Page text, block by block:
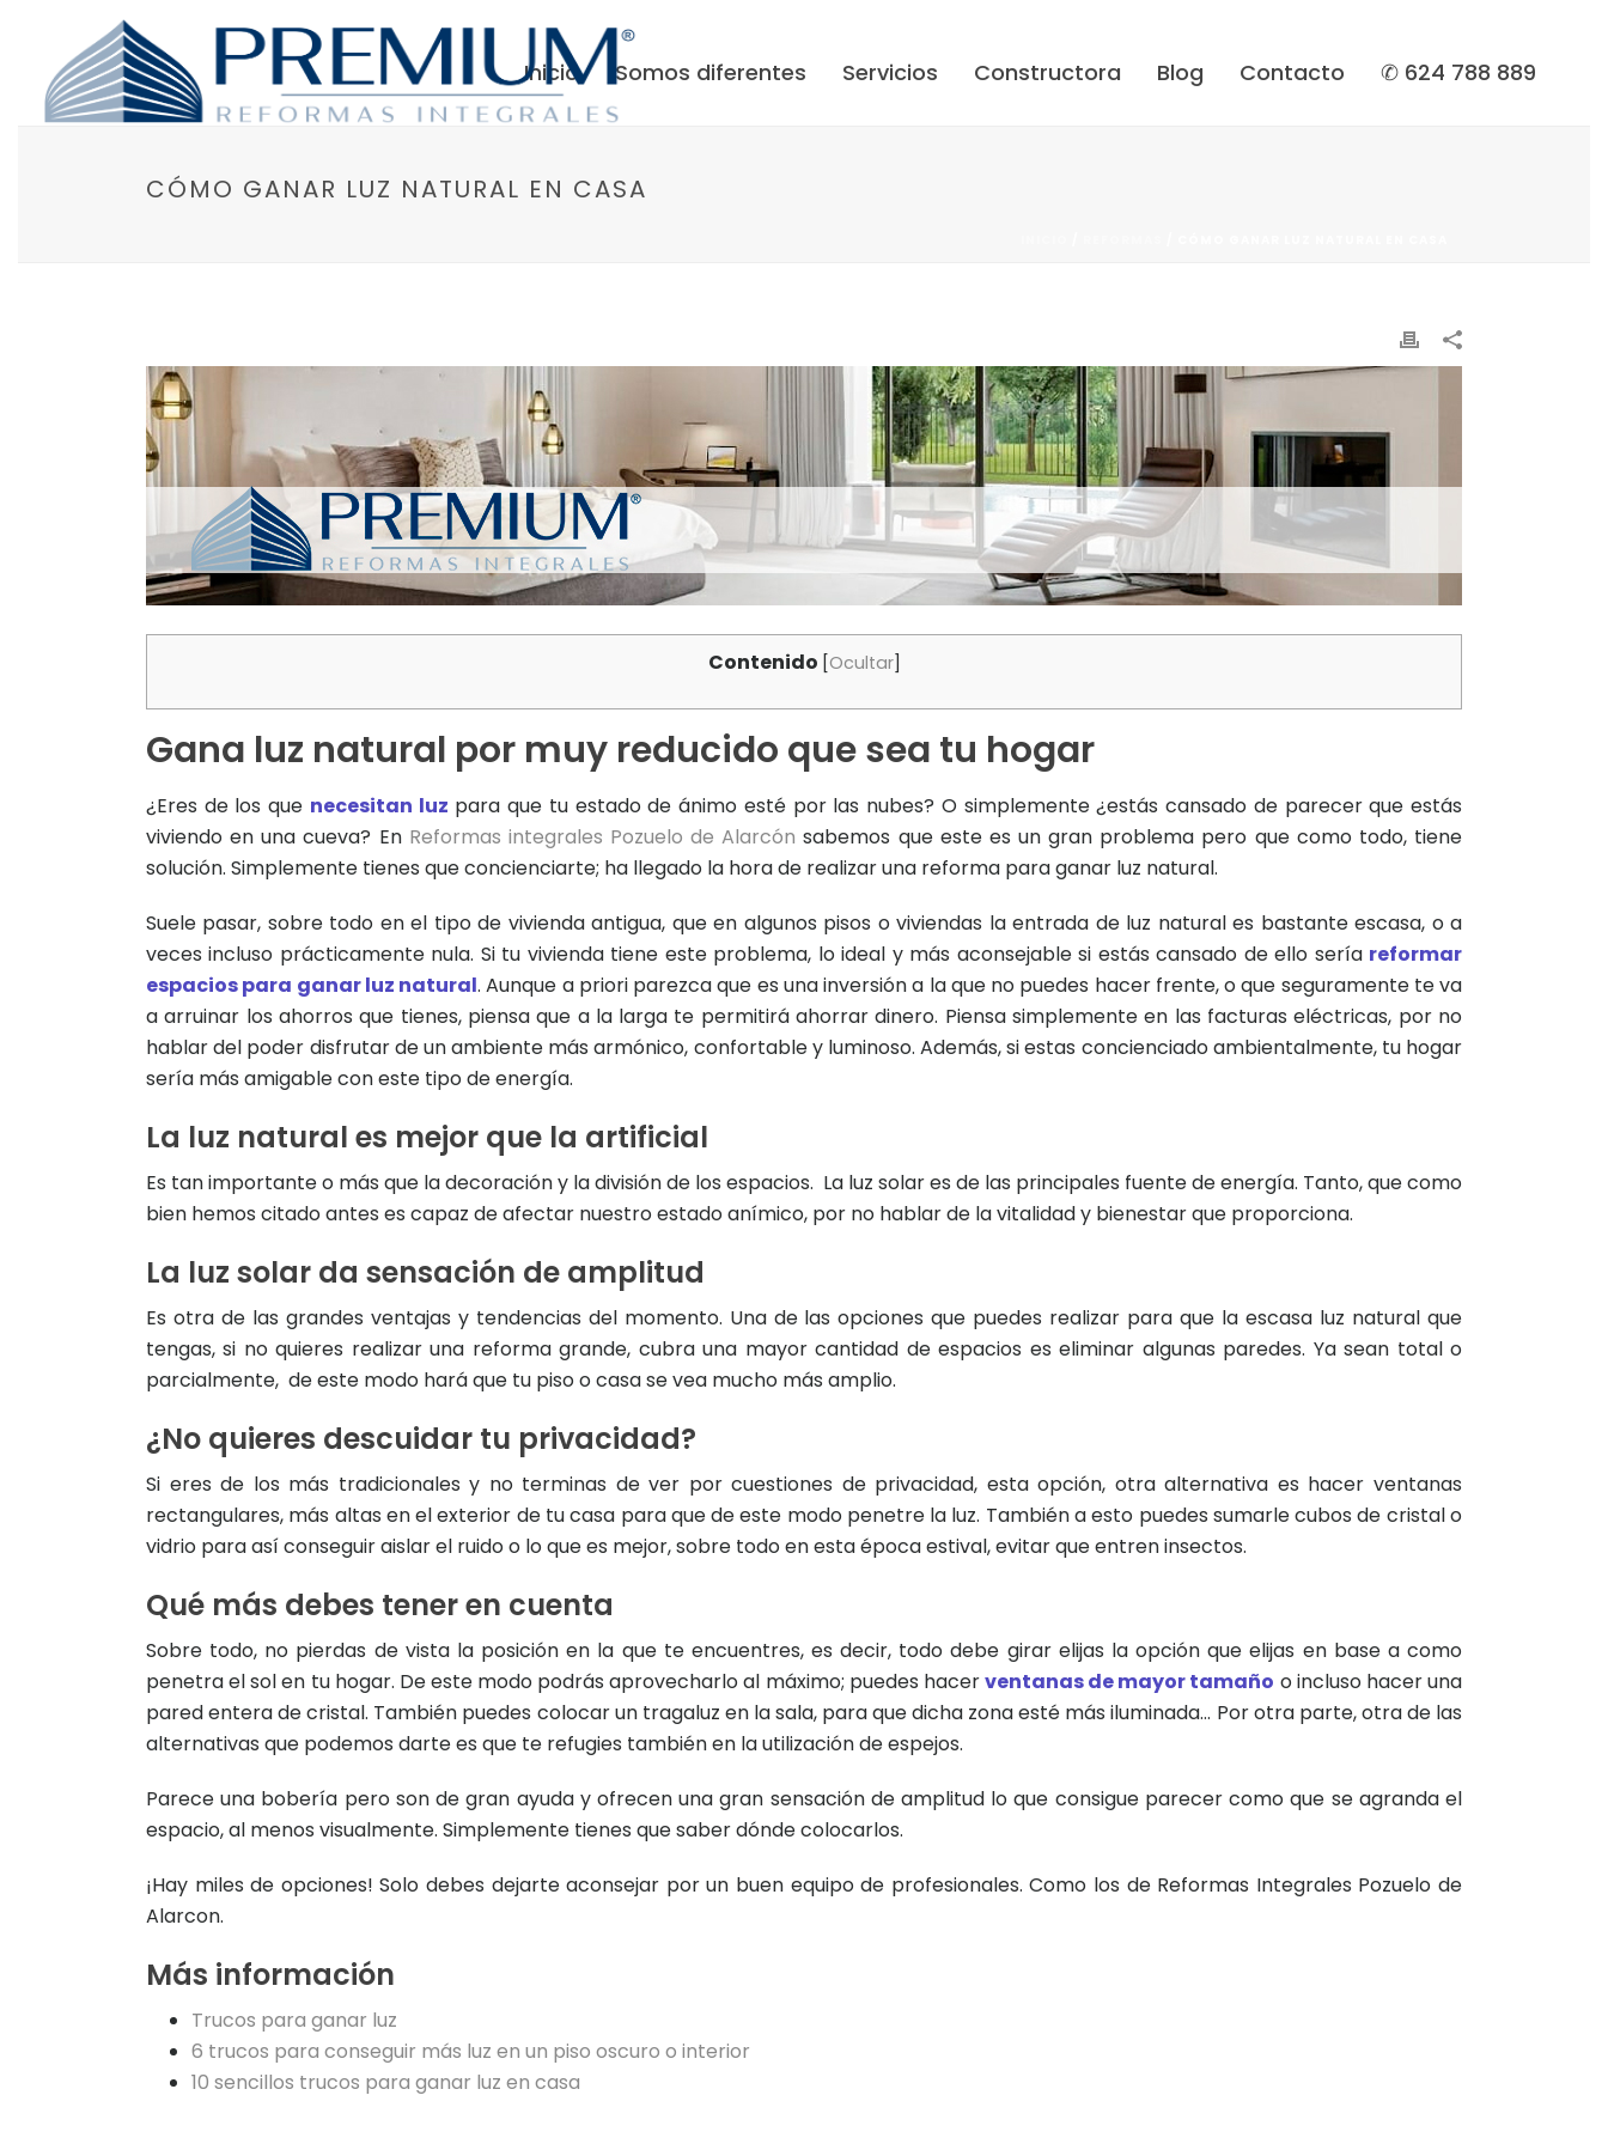
Inicio Somos diferentes Servicios Constructora Blog Contacto ✆ 624 788 889
CÓMO GANAR LUZ NATURAL EN CASA
Contenido [Ocultar]
Gana luz natural por muy reducido que sea tu hogar
¿Eres de los que necesitan luz para que tu estado de ánimo esté por las nubes? O simplemente ¿estás cansado de parecer que estás
viviendo en una cueva? En Reformas integrales Pozuelo de Alarcón sabemos que este es un gran problema pero que como todo, tiene
solución. Simplemente tienes que concienciarte; ha llegado la hora de realizar una reforma para ganar luz natural.
Suele pasar, sobre todo en el tipo de vivienda antigua, que en algunos pisos o viviendas la entrada de luz natural es bastante escasa, o a
veces incluso prácticamente nula. Si tu vivienda tiene este problema, lo ideal y más aconsejable si estás cansado de ello sería reformar
espacios para ganar luz natural. Aunque a priori parezca que es una inversión a la que no puedes hacer frente, o que seguramente te va
a arruinar los ahorros que tienes, piensa que a la larga te permitirá ahorrar dinero. Piensa simplemente en las facturas eléctricas, por no
hablar del poder disfrutar de un ambiente más armónico, confortable y luminoso. Además, si estas concienciado ambientalmente, tu hogar
sería más amigable con este tipo de energía.
La luz natural es mejor que la artificial
Es tan importante o más que la decoración y la división de los espacios. La luz solar es de las principales fuente de energía. Tanto, que como
bien hemos citado antes es capaz de afectar nuestro estado anímico, por no hablar de la vitalidad y bienestar que proporciona.
La luz solar da sensación de amplitud
Es otra de las grandes ventajas y tendencias del momento. Una de las opciones que puedes realizar para que la escasa luz natural que
tengas, si no quieres realizar una reforma grande, cubra una mayor cantidad de espacios es eliminar algunas paredes. Ya sean total o
parcialmente, de este modo hará que tu piso o casa se vea mucho más amplio.
¿No quieres descuidar tu privacidad?
Si eres de los más tradicionales y no terminas de ver por cuestiones de privacidad, esta opción, otra alternativa es hacer ventanas
rectangulares, más altas en el exterior de tu casa para que de este modo penetre la luz. También a esto puedes sumarle cubos de cristal o
vidrio para así conseguir aislar el ruido o lo que es mejor, sobre todo en esta época estival, evitar que entren insectos.
Qué más debes tener en cuenta
Sobre todo, no pierdas de vista la posición en la que te encuentres, es decir, todo debe girar elijas la opción que elijas en base a como
penetra el sol en tu hogar. De este modo podrás aprovecharlo al máximo; puedes hacerventanas de mayor tamaño o incluso hacer una
pared entera de cristal. También puedes colocar un tragaluz en la sala, para que dicha zona esté más iluminada… Por otra parte, otra de las
alternativas que podemos darte es que te refugies también en la utilización de espejos.
Parece una bobería pero son de gran ayuda y ofrecen una gran sensación de amplitud lo que consigue parecer como que se agranda el
espacio, al menos visualmente. Simplemente tienes que saber dónde colocarlos.
¡Hay miles de opciones! Solo debes dejarte aconsejar por un buen equipo de profesionales. Como los de Reformas Integrales Pozuelo de
Alarcon.
Más información
Trucos para ganar luz
6 trucos para conseguir más luz en un piso oscuro o interior
10 sencillos trucos para ganar luz en casa